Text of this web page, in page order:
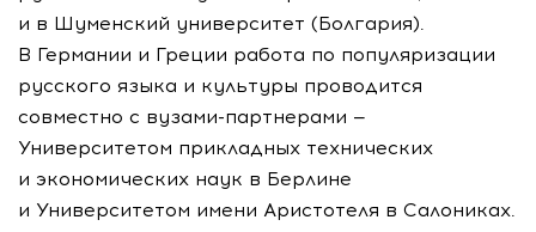
и в Шуменский университет (Болгария).
В Германии и Греции работа по популяризации
русского языка и культуры проводится
совместно с вузами-партнерами —
Университетом прикладных технических
и экономических наук в Берлине
и Университетом имени Аристотеля в Салониках.